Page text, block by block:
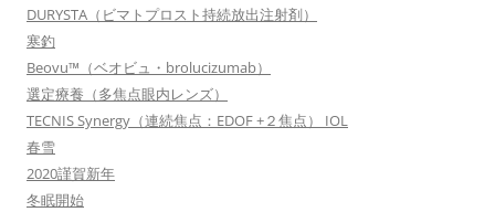
DURYSTA（ビマトプロスト持続放出注射剤）
寒釣
Beovu™（ベオビュ・brolucizumab）
選定療養（多焦点眼内レンズ）
TECNIS Synergy（連続焦点：EDOF +２焦点） IOL
春雪
2020謹賀新年
冬眠開始